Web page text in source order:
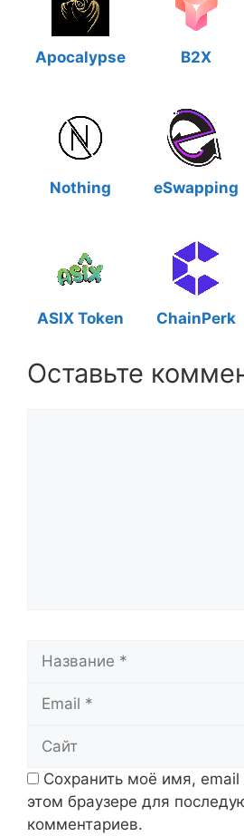
Apocalypse B2X
Nothing eSwapping
ASIX Token ChainPerk
Оставьте
Сохранить моё имя, email
этом браузере для
комментариев.